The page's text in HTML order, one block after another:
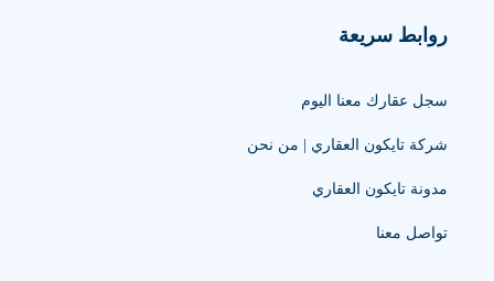
روابط سريعة
سجل عقارك معنا اليوم
شركة تايكون العقاري | من نحن
مدونة تايكون العقاري
تواصل معنا